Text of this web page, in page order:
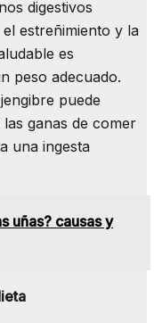
digestivos
estreñimiento y la
es
peso adecuado.
puede
ganas de comer
una ingesta
uñas? causas y